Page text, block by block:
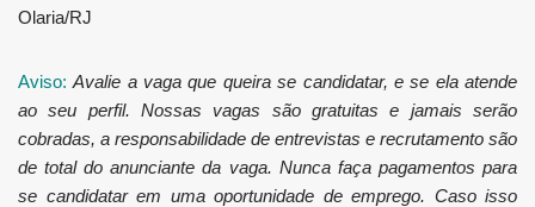
Olaria/RJ
Aviso: Avalie a vaga que queira se candidatar, e se ela atende
ao seu perfil. Nossas vagas são gratuitas e jamais serão
cobradas, a responsabilidade de entrevistas e recrutamento são
de total do anunciante da vaga. Nunca faça pagamentos para
se candidatar em uma oportunidade de emprego. Caso isso